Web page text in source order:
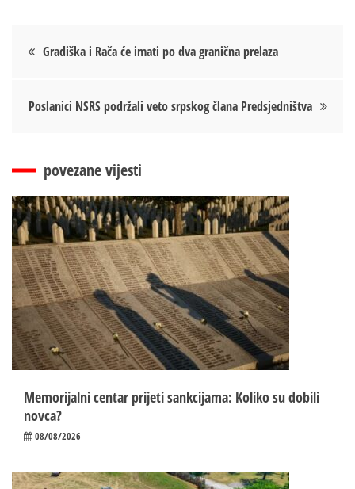
Кретање
Gradiška i Rača će imati po dva granična prelaza
Poslanici NSRS podržali veto srpskog člana Predsjedništva
povezane vijesti
Memorijalni centar prijeti sankcijama: Koliko su dobili
novca?
08/08/2026